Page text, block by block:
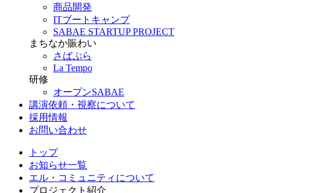
商品開発
ITブートキャンプ
SABAE STARTUP PROJECT
まちなか賑わい
さばぷら
La Tempo
研修
オープンSABAE
講演依頼・視察について
採用情報
お問い合わせ
トップ
お知らせ一覧
エル・コミュニティについて
プロジェクト紹介